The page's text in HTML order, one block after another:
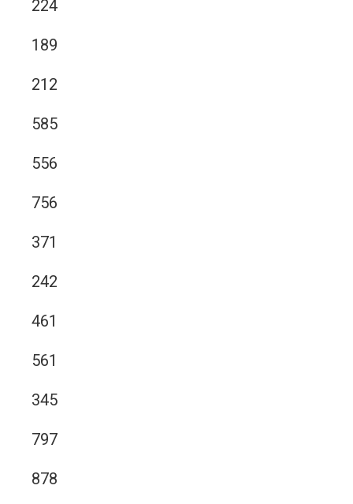
224
189
212
585
556
756
371
242
461
561
345
797
878